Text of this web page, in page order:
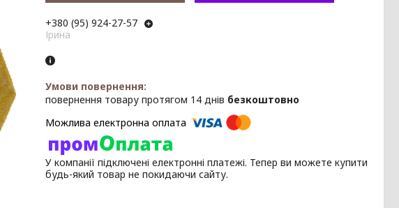
+380 (95) 924-27-57
Ірина
повернення товару протягом 14 днів безкоштовно
У компанії підключені електронні платежі. Тепер ви можете купити
будь-який товар не покидаючи сайту.